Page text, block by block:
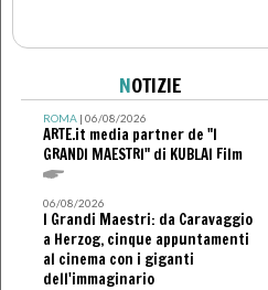
NOTIZIE
ROMA| 06/08/2026
ARTE.it media partner de "I
GRANDI MAESTRI" di KUBLAI Film
06/08/2026
I Grandi Maestri: da Caravaggio
a Herzog, cinque appuntamenti
al cinema con i giganti
dell'immaginario